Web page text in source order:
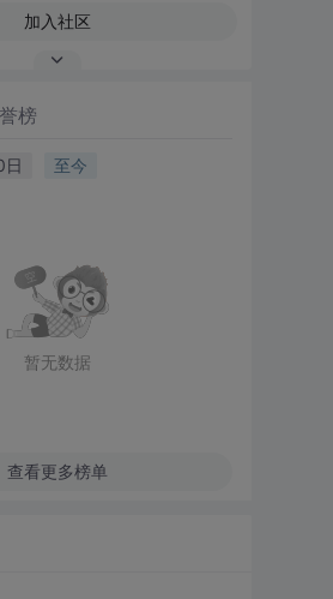
加入社区
榜
日 至今
暂无数据
查看更多榜单